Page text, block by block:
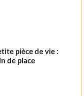
pièce de vie :
de place